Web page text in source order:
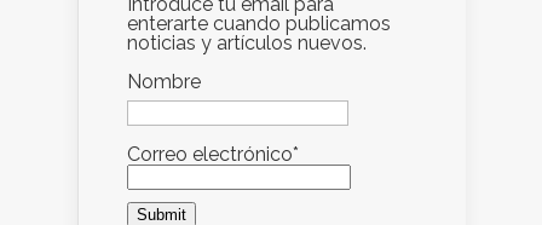
enterarte cuando publicamos
noticias y artículos nuevos.
Nombre
Correo electrónico*